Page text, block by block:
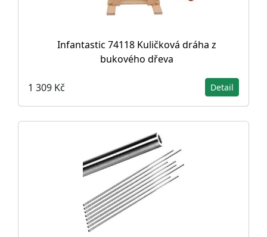
Infantastic 74118 Kuličková dráha z
bukového dřeva
1 309 Kč Detail